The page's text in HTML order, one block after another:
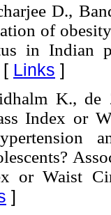
D.,
of
in Indian
Links ]
K., de
Index or
or Waist
]